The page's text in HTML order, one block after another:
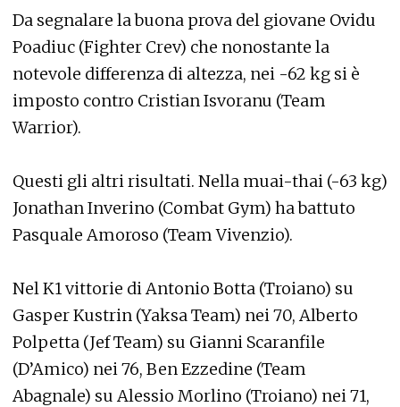
Da segnalare la buona prova del giovane Ovidu
Poadiuc (Fighter Crev) che nonostante la
notevole differenza di altezza, nei -62 kg si è
imposto contro Cristian Isvoranu (Team
Warrior).
Questi gli altri risultati. Nella muai-thai (-63 kg)
Jonathan Inverino (Combat Gym) ha battuto
Pasquale Amoroso (Team Vivenzio).
Nel K1 vittorie di Antonio Botta (Troiano) su
Gasper Kustrin (Yaksa Team) nei 70, Alberto
Polpetta (Jef Team) su Gianni Scaranfile
(D’Amico) nei 76, Ben Ezzedine (Team
Abagnale) su Alessio Morlino (Troiano) nei 71,